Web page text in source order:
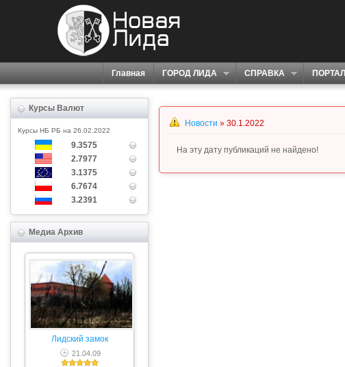
Главная ГОРОД ЛИДА СПРАВКА ПОРТАЛ
Курсы Валют
Курсы НБ РБ на 26.02.2022
9.3575
2.7977
3.1375
6.7674
3.2391
Медиа Архив
Лидский замок
21.04.09
Новости » 30.1.2022
На эту дату публикаций не найдено!